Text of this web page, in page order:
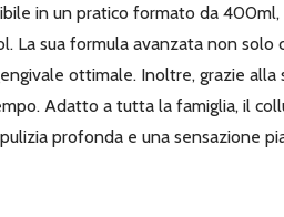
in un pratico formato da
sua formula avanzata non
ottimale. Inoltre, grazie
Adatto a tutta la famiglia, il
profonda e una sensazione